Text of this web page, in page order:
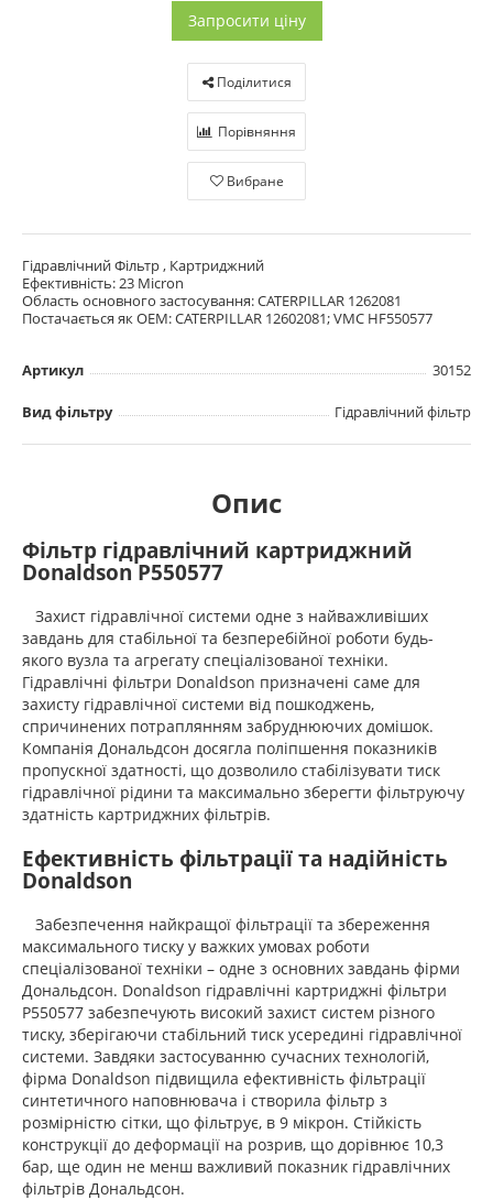
Запросити ціну
Поділитися
Порівняння
Вибране
Гідравлічний Фільтр , Картриджний
Ефективність: 23 Micron
Область основного застосування: CATERPILLAR 1262081
Постачається як OEM: CATERPILLAR 12602081; VMC HF550577
Артикул 30152
Вид фільтру Гідравлічний фільтр
Опис
Фільтр гідравлічний картриджний
Donaldson P550577
Захист гідравлічної системи одне з найважливіших
завдань для стабільної та безперебійної роботи будь-
якого вузла та агрегату спеціалізованої техніки.
Гідравлічні фільтри Donaldson призначені саме для
захисту гідравлічної системи від пошкоджень,
спричинених потраплянням забруднюючих домішок.
Компанія Дональдсон досягла поліпшення показників
пропускної здатності, що дозволило стабілізувати тиск
гідравлічної рідини та максимально зберегти фільтруючу
здатність картриджних фільтрів.
Ефективність фільтрації та надійність
Donaldson
Забезпечення найкращої фільтрації та збереження
максимального тиску у важких умовах роботи
спеціалізованої техніки – одне з основних завдань фірми
Дональдсон. Donaldson гідравлічні картриджні фільтри
P550577 забезпечують високий захист систем різного
тиску, зберігаючи стабільний тиск усередині гідравлічної
системи. Завдяки застосуванню сучасних технологій,
фірма Donaldson підвищила ефективність фільтрації
синтетичного наповнювача і створила фільтр з
розмірністю сітки, що фільтрує, в 9 мікрон. Стійкість
конструкції до деформації на розрив, що дорівнює 10,3
бар, ще один не менш важливий показник гідравлічних
фільтрів Дональдсон.